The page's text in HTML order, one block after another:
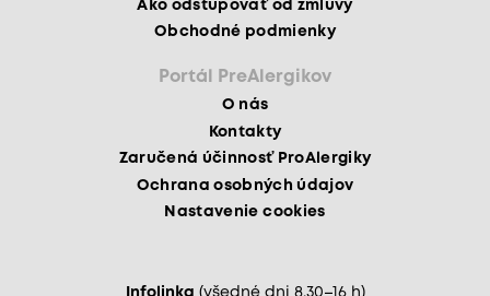
Ako odstupovať od zmluvy
Obchodné podmienky
Portál PreAlergikov
O nás
Kontakty
Zaručená účinnosť ProAlergiky
Ochrana osobných údajov
Nastavenie cookies
Infolinka (všedné dni 8.30–16 h)